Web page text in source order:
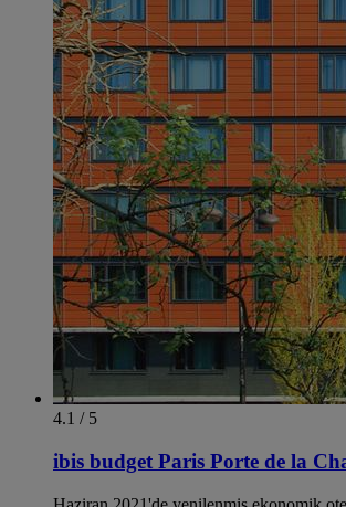
4.1 / 5
ibis budget Paris Porte de la